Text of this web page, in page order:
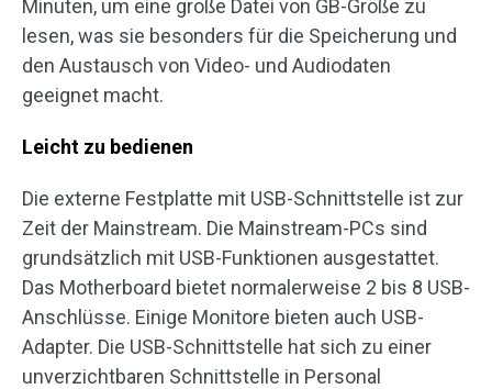
Minuten, um eine große Datei von GB-Größe zu
lesen, was sie besonders für die Speicherung und
den Austausch von Video- und Audiodaten
geeignet macht.
Leicht zu bedienen
Die externe Festplatte mit USB-Schnittstelle ist zur
Zeit der Mainstream. Die Mainstream-PCs sind
grundsätzlich mit USB-Funktionen ausgestattet.
Das Motherboard bietet normalerweise 2 bis 8 USB-
Anschlüsse. Einige Monitore bieten auch USB-
Adapter. Die USB-Schnittstelle hat sich zu einer
unverzichtbaren Schnittstelle in Personal